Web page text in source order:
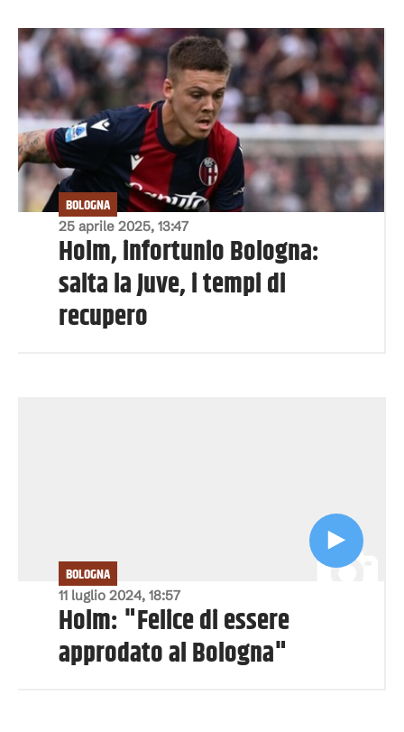
25 aprile 2025, 13:47
BOLOGNA
Holm, infortunio Bologna:
salta la Juve, i tempi di
recupero
11 luglio 2024, 18:57
BOLOGNA
Holm: "Felice di essere
approdato al Bologna"